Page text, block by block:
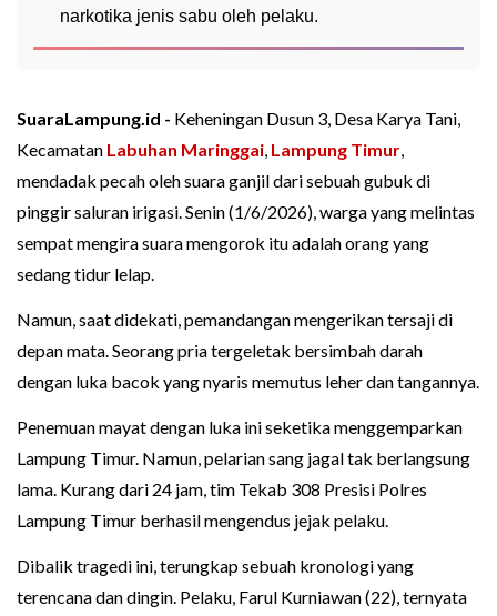
narkotika jenis sabu oleh pelaku.
SuaraLampung.id - Keheningan Dusun 3, Desa Karya Tani,
Kecamatan Labuhan Maringgai, Lampung Timur,
mendadak pecah oleh suara ganjil dari sebuah gubuk di
pinggir saluran irigasi. Senin (1/6/2026), warga yang melintas
sempat mengira suara mengorok itu adalah orang yang
sedang tidur lelap.
Namun, saat didekati, pemandangan mengerikan tersaji di
depan mata. Seorang pria tergeletak bersimbah darah
dengan luka bacok yang nyaris memutus leher dan tangannya.
Penemuan mayat dengan luka ini seketika menggemparkan
Lampung Timur. Namun, pelarian sang jagal tak berlangsung
lama. Kurang dari 24 jam, tim Tekab 308 Presisi Polres
Lampung Timur berhasil mengendus jejak pelaku.
Dibalik tragedi ini, terungkap sebuah kronologi yang
terencana dan dingin. Pelaku, Farul Kurniawan (22), ternyata